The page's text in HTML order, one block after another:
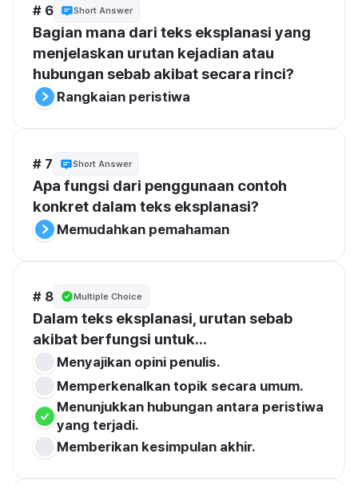
# 6 Short Answer
Bagian mana dari teks eksplanasi yang
menjelaskan urutan kejadian atau
hubungan sebab akibat secara rinci?
Rangkaian peristiwa
# 7 Short Answer
Apa fungsi dari penggunaan contoh
konkret dalam teks eksplanasi?
Memudahkan pemahaman
# 8 Multiple Choice
Dalam teks eksplanasi, urutan sebab
akibat berfungsi untuk...
Menyajikan opini penulis.
Memperkenalkan topik secara umum.
Menunjukkan hubungan antara peristiwa
yang terjadi.
Memberikan kesimpulan akhir.